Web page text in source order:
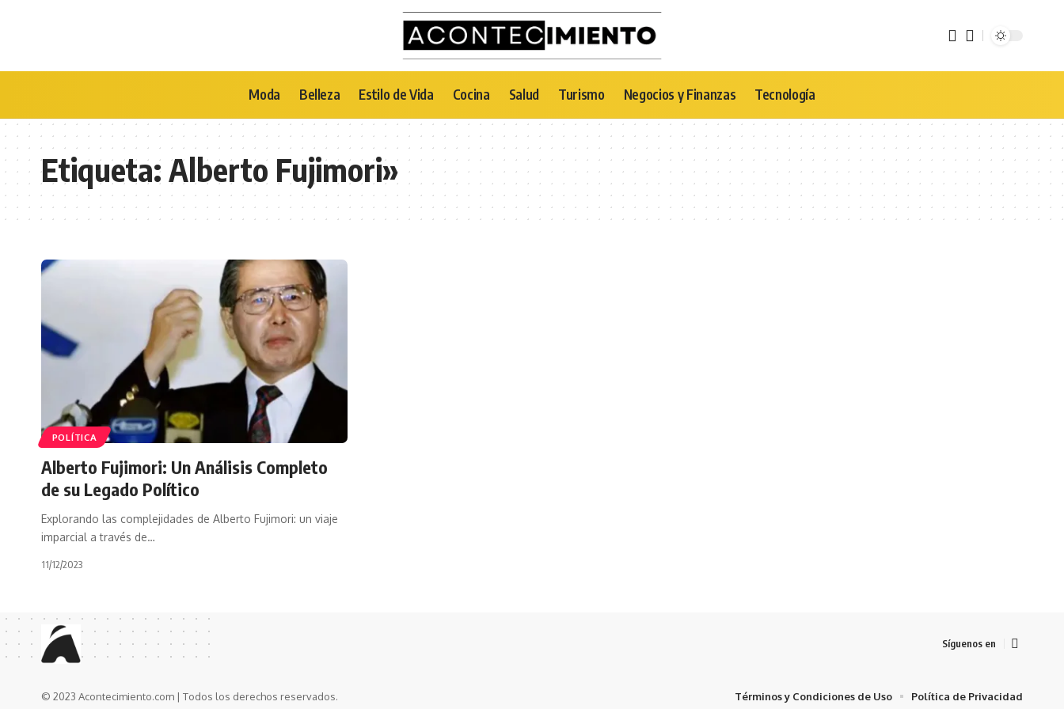
Moda Belleza Estilo de Vida Cocina Salud Turismo Negocios y Finanzas Tecnología
Etiqueta: Alberto Fujimori»
POLÍTICA
Alberto Fujimori: Un Análisis Completo
de su Legado Político
Explorando las complejidades de Alberto Fujimori: un viaje
imparcial a través de…
11/12/2023
Síguenos en
© 2023 Acontecimiento.com | Todos los derechos reservados. Términos y Condiciones de Uso Política de Privacidad